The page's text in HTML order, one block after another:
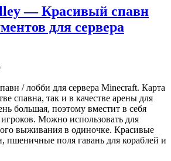
— Красивый спавн
для сервера
/ лобби для сервера Minecraft. Карта
спавна, так и в качестве арены для
большая, поэтому вместит в себя
Можно использовать для
выживания в одиночке. Красивые
пшеничные поля гавань для кораблей и